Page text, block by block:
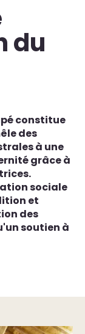
du
constitue
des
à une
grâce à
sociale
et
des
soutien à